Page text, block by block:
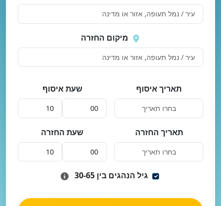
מיקום החזרה
תאריך איסוף שעת איסוף
תאריך החזרה שעת החזרה
גיל הנהגים בין 30-65